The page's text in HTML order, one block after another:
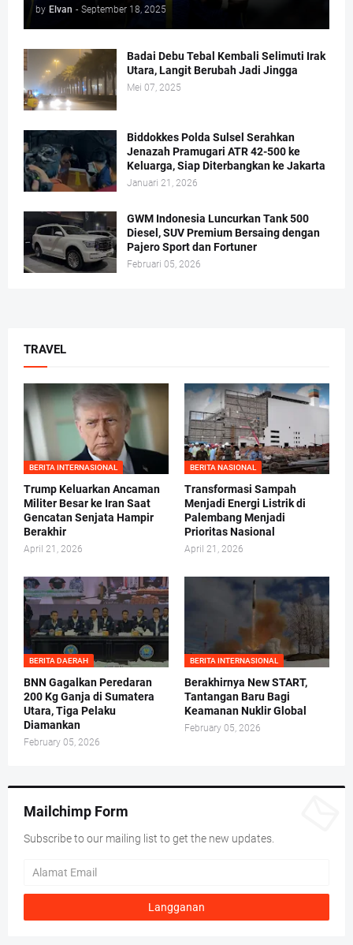
by Elvan - September 18, 2025
Badai Debu Tebal Kembali Selimuti Irak
Utara, Langit Berubah Jadi Jingga
Mei 07, 2025
Biddokkes Polda Sulsel Serahkan
Jenazah Pramugari ATR 42-500 ke
Keluarga, Siap Diterbangkan ke Jakarta
Januari 21, 2026
GWM Indonesia Luncurkan Tank 500
Diesel, SUV Premium Bersaing dengan
Pajero Sport dan Fortuner
Februari 05, 2026
TRAVEL
BERITA INTERNASIONAL
Trump Keluarkan Ancaman
Militer Besar ke Iran Saat
Gencatan Senjata Hampir
Berakhir
April 21, 2026
BERITA NASIONAL
Transformasi Sampah
Menjadi Energi Listrik di
Palembang Menjadi
Prioritas Nasional
April 21, 2026
BERITA DAERAH
BNN Gagalkan Peredaran
200 Kg Ganja di Sumatera
Utara, Tiga Pelaku
Diamankan
February 05, 2026
BERITA INTERNASIONAL
Berakhirnya New START,
Tantangan Baru Bagi
Keamanan Nuklir Global
February 05, 2026
Mailchimp Form
Subscribe to our mailing list to get the new updates.